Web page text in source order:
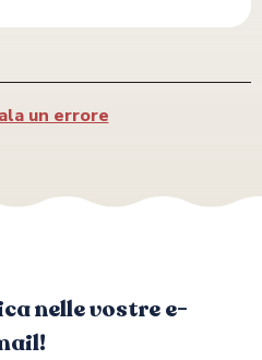
un errore
nelle vostre e-